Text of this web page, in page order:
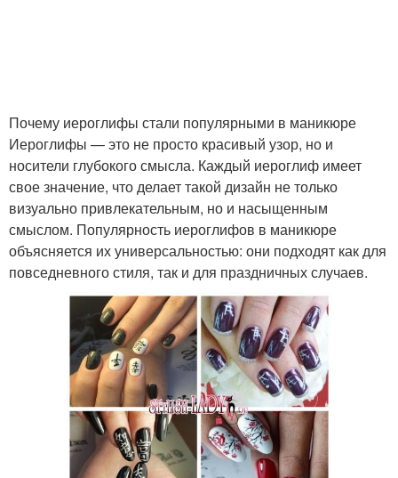
Почему иероглифы стали популярными в маникюре
Иероглифы — это не просто красивый узор, но и
носители глубокого смысла. Каждый иероглиф имеет
свое значение, что делает такой дизайн не только
визуально привлекательным, но и насыщенным
смыслом. Популярность иероглифов в маникюре
объясняется их универсальностью: они подходят как для
повседневного стиля, так и для праздничных случаев.